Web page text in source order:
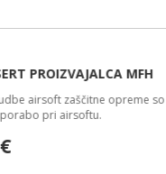
PROIZVAJALCA MFH
airsoft zaščitne opreme so
pri airsoftu.